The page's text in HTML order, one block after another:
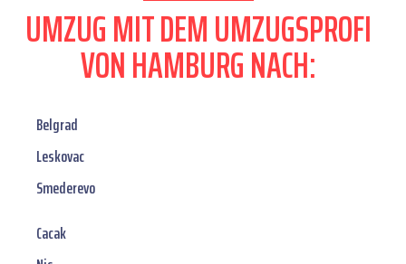
UMZUG MIT DEM UMZUGSPROFI
VON HAMBURG NACH:
Belgrad
Leskovac
Smederevo
Cacak